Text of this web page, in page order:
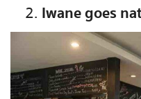
2. Iwane goes